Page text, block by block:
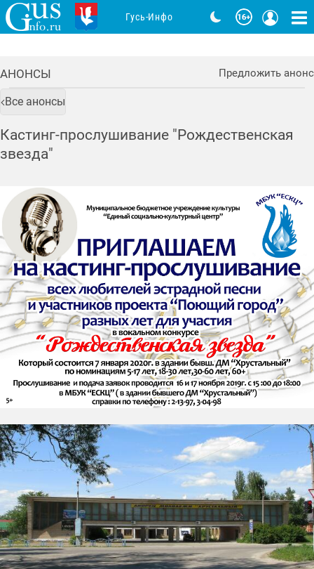
АНОНСЫ Предложить анонс
Все анонсы
Кастинг-прослушивание "Рождественская
звезда"
Гусь-Инфо